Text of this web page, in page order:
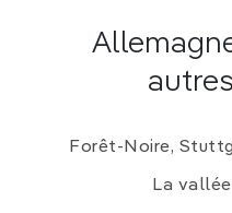
Forêt-Noire,
La